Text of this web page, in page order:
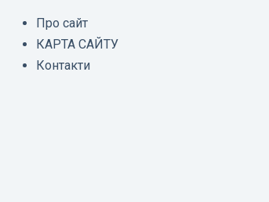
Про сайт
КАРТА САЙТУ
Контакти